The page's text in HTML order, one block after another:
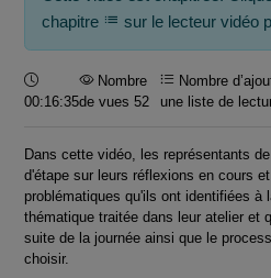
chapitre
sur le lecteur vidéo
Durée :
00:16:35
Nombre
de vues 52
Nombre
une liste de
Dans cette vidéo, les représentants
d'étape sur leurs réflexions en cours
problématiques qu'ils ont identifiées à
thématique traitée dans leur atelier et
suite de la journée ainsi que le
choisir.